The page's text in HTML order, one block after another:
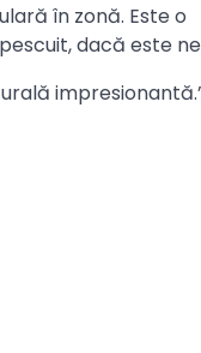
în zonă. Este o
dacă este